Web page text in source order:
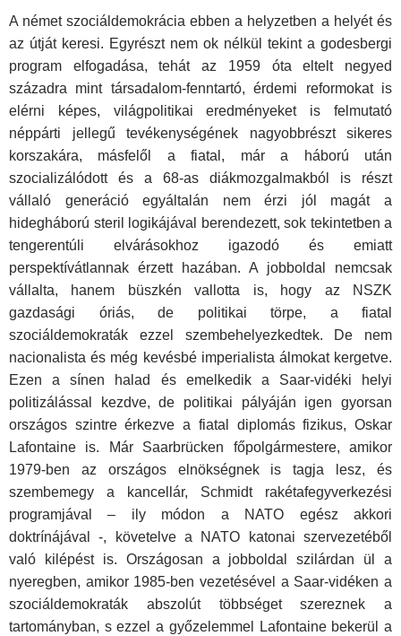
A német szociáldemokrácia ebben a helyzetben a helyét és
az útját keresi. Egyrészt nem ok nélkül tekint a godesbergi
program elfogadása, tehát az 1959 óta eltelt negyed
századra mint társadalom-fenntartó, érdemi reformokat is
elérni képes, világpolitikai eredményeket is felmutató
néppárti jellegű tevékenységének nagyobbrészt sikeres
korszakára, másfelől a fiatal, már a háború után
szocializálódott és a 68-as diákmozgalmakból is részt
vállaló generáció egyáltalán nem érzi jól magát a
hidegháború steril logikájával berendezett, sok tekintetben a
tengerentúli elvárásokhoz igazodó és emiatt
perspektívátlannak érzett hazában. A jobboldal nemcsak
vállalta, hanem büszkén vallotta is, hogy az NSZK
gazdasági óriás, de politikai törpe, a fiatal
szociáldemokraták ezzel szembehelyezkedtek. De nem
nacionalista és még kevésbé imperialista álmokat kergetve.
Ezen a sínen halad és emelkedik a Saar-vidéki helyi
politizálással kezdve, de politikai pályáján igen gyorsan
országos szintre érkezve a fiatal diplomás fizikus, Oskar
Lafontaine is. Már Saarbrücken főpolgármestere, amikor
1979-ben az országos elnökségnek is tagja lesz, és
szembemegy a kancellár, Schmidt rakétafegyverkezési
programjával – ily módon a NATO egész akkori
doktrínájával -, követelve a NATO katonai szervezetéből
való kilépést is. Országosan a jobboldal szilárdan ül a
nyeregben, amikor 1985-ben vezetésével a Saar-vidéken a
szociáldemokraták abszolút többséget szereznek a
tartományban, s ezzel a győzelemmel Lafontaine bekerül a